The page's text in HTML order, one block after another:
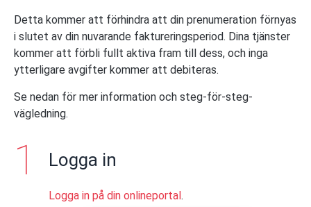
Detta kommer att förhindra att din prenumeration förnyas
i slutet av din nuvarande faktureringsperiod. Dina tjänster
kommer att förbli fullt aktiva fram till dess, och inga
ytterligare avgifter kommer att debiteras.
Se nedan för mer information och steg-för-steg-
vägledning.
Logga in
Logga in på din onlineportal.